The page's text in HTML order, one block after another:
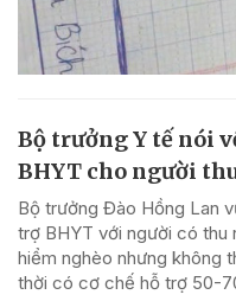
Bộ trưởng Y tế nói
BHYT cho người
Bộ trưởng Đào Hồng Lan
trợ BHYT với người có thu
hiểm nghèo nhưng không
thời có cơ chế hỗ trợ 50-